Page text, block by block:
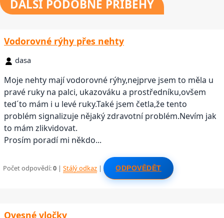
DALŠÍ PODOBNÉ PŘÍBĚHY
Vodorovné rýhy přes nehty
dasa
Moje nehty mají vodorovné rýhy,nejprve jsem to měla u
pravé ruky na palci, ukazováku a prostředníku,ovšem
ted´to mám i u levé ruky.Také jsem četla,že tento
problém signalizuje nějaký zdravotní problém.Nevím jak
to mám zlikvidovat.
Prosím poradí mi někdo...
Počet odpovědí:0 |Stálý odkaz | ODPOVĚDĚT
Ovesné vločky